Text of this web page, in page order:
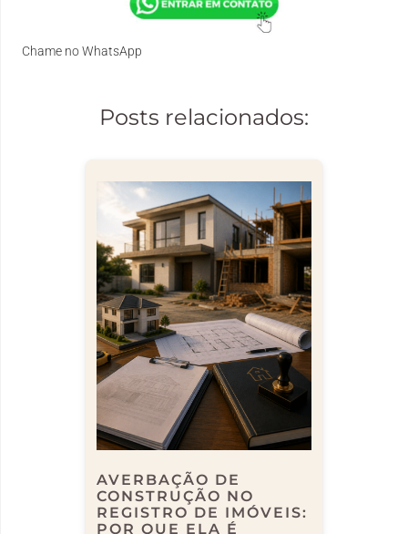
Chame no WhatsApp
Posts relacionados:
AVERBAÇÃO DE
CONSTRUÇÃO NO
REGISTRO DE IMÓVEIS:
POR QUE ELA É